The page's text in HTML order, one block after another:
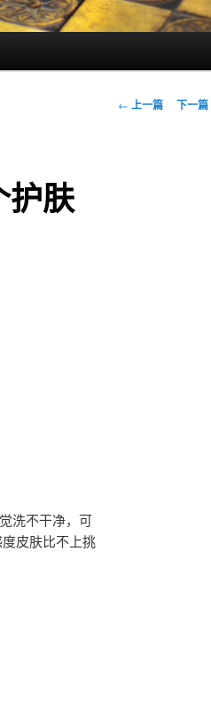
文
← 上一篇 下一篇
护肤
洗不干净，可
皮肤比不上挑